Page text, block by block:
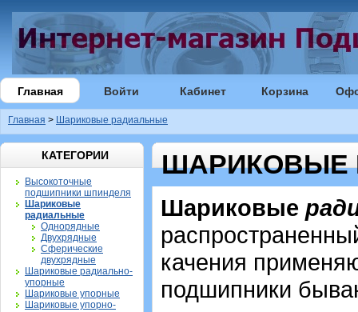
Главная Войти Кабинет Корзина
Главная > Шариковые радиальные
КАТЕГОРИИ
Высокоточные
подшипники шпинделя
Шариковые
радиальные
Однорядные
Двухрядные
Сферические
двухрядные
Шариковые радиально-
упорные
Шариковые упорные
Шариковые упорно-
ШАРИКОВЫЕ
Шариковые
качения
подшипники